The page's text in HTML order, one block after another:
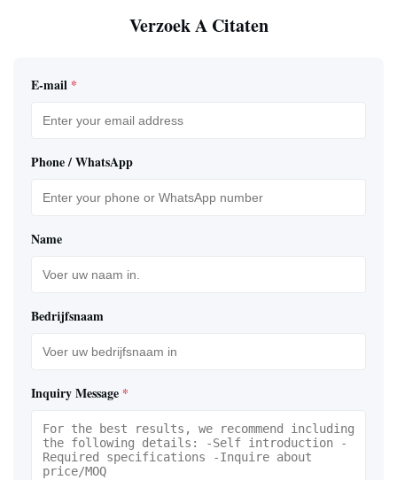
Verzoek A Citaten
E-mail *
Phone / WhatsApp
Name
Bedrijfsnaam
Inquiry Message *